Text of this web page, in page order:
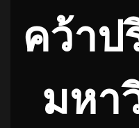
คว้า
มหา